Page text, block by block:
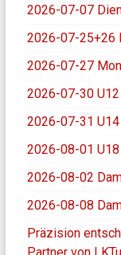
2026-07-07
2026-07-25+26
2026-07-27
2026-07-30
2026-07-31
2026-08-01
2026-08-02
2026-08-08
Präzision